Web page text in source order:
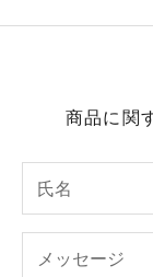
商品に関